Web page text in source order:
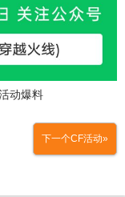
动爆料
下一个CF活动»